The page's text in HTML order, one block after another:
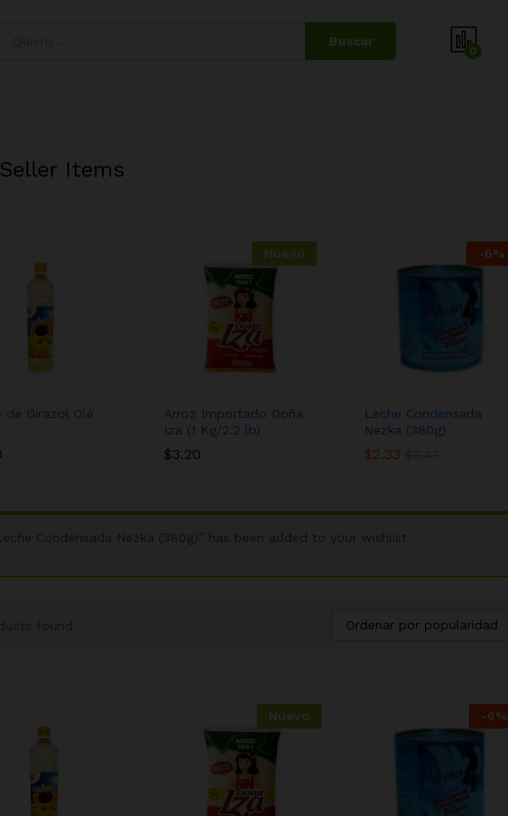
Buscar
0
Items
de Girazol Olé
Nuevo
Arroz Importado Doña
Iza (1 Kg/2.2 lb)
$3.20
$3.20
-6%
Leche Condensada
Nezka (380g)
$2.33
$2.33
Condensada Nezka (380g)” has been added to your wishlist
Ordenar por popularidad
Nuevo -6%